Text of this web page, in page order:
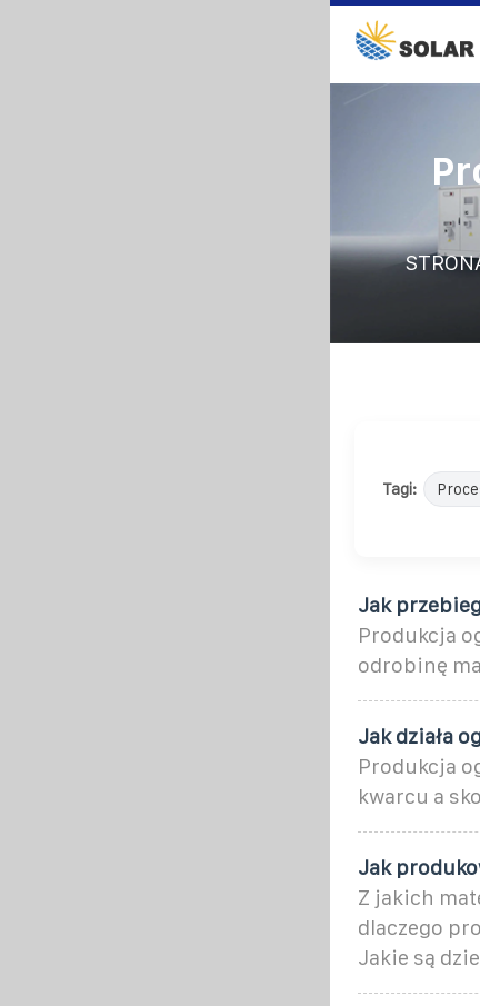
Tagi:
Jak
Produkcja
odrobinę
Jak działa
Produkcja
kwarcu a
Jak
Z jakich
dlaczego
Jakie są